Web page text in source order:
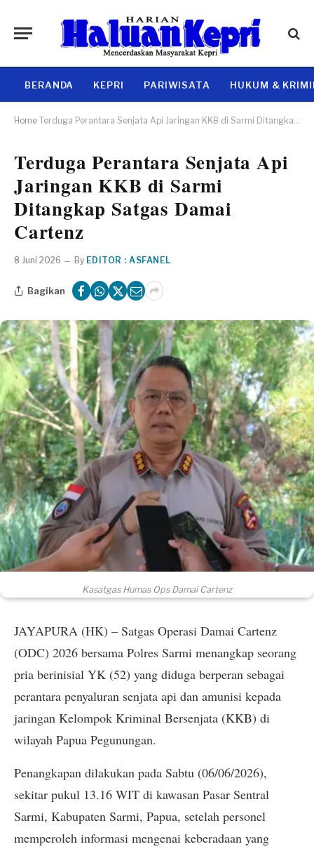
BERANDA KEPRI PARIWISATA HUKUM &
Home Terduga Perantara Senjata Api Jaringan KKB di Sarmi Ditangkap Satgas Damai Cartenz
Terduga Perantara Senjata Api
Jaringan KKB di Sarmi
Ditangkap Satgas Damai
Cartenz
8 Juni 2026 By EDITOR : ASFANEL
Bagikan
Kasatgas Humas Ops Damai Cartenz
JAYAPURA (HK) – Satgas Operasi Damai Cartenz
(ODC) 2026 bersama Polres Sarmi menangkap seorang
pria berinisial YK (52) yang diduga berperan sebagai
perantara penyaluran senjata api dan amunisi kepada
jaringan Kelompok Kriminal Bersenjata (KKB) di
wilayah Papua Pegunungan.
Penangkapan dilakukan pada Sabtu (06/06/2026),
sekitar pukul 13.16 WIT di kawasan Pasar Sentral
Sarmi, Kabupaten Sarmi, Papua, setelah personel
memperoleh informasi mengenai keberadaan yang